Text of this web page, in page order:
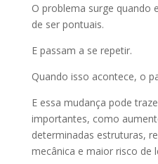
O problema surge quando
de ser pontuais.
E passam a se repetir.
Quando isso acontece, o
E essa mudança pode
importantes, como
determinadas estruturas,
mecânica e maior risco de